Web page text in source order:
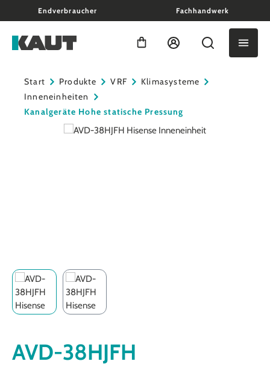
springenEndverbraucher Fachhandwerk
Warenkorb enthält 0
Start Produkte VRF
Klimasysteme
Inneneinheiten
Kanalgeräte Hohe statische Pressung
Bildergalerie überspringen
AVD-38HJFH